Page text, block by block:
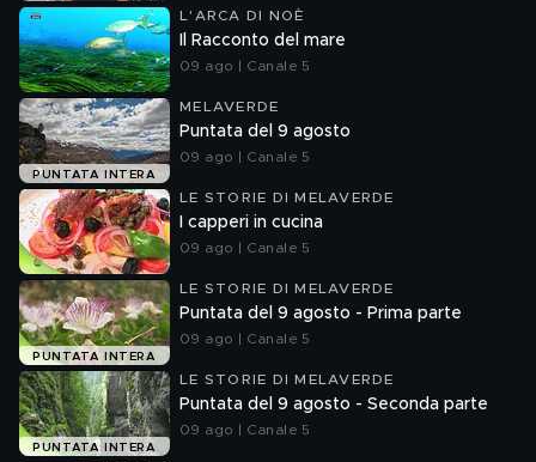
L'ARCA DI NOÈ
Il Racconto del mare
09 ago | Canale 5
PUNTATA INTERA
MELAVERDE
Puntata del 9 agosto
09 ago | Canale 5
LE STORIE DI MELAVERDE
I capperi in cucina
09 ago | Canale 5
PUNTATA INTERA
LE STORIE DI MELAVERDE
Puntata del 9 agosto - Prima parte
09 ago | Canale 5
PUNTATA INTERA
LE STORIE DI MELAVERDE
Puntata del 9 agosto - Seconda parte
09 ago | Canale 5